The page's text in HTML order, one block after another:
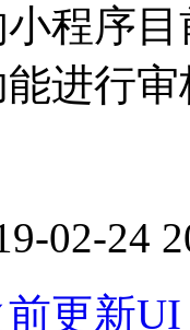
程序
进行审
02-24
更新UI